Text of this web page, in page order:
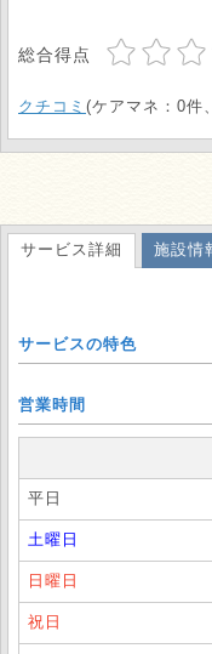
総合得点
クチコミ (ケアマネ：0件
サービス詳細 施設情
サービスの特色
営業時間
平日
土曜日
日曜日
祝日